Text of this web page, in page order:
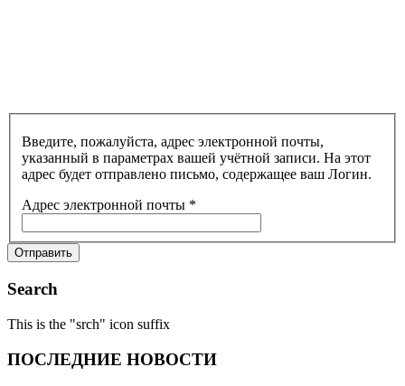
Введите, пожалуйста, адрес электронной почты,
указанный в параметрах вашей учётной записи. На этот
адрес будет отправлено письмо, содержащее ваш Логин.
Адрес электронной почты *
Отправить
Search
This is the "srch" icon suffix
ПОСЛЕДНИЕ НОВОСТИ